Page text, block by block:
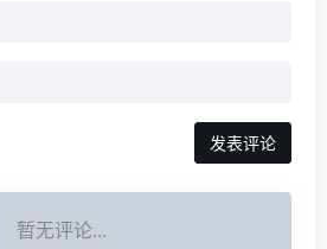
发表评论
暂无评论...